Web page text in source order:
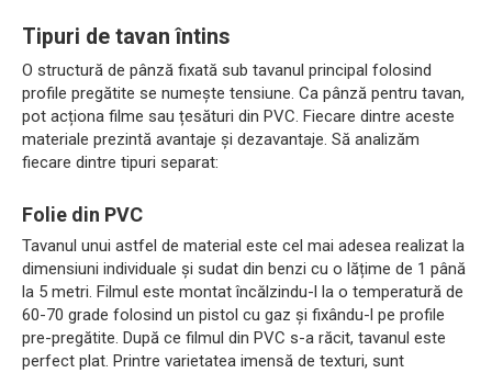
Tipuri de tavan întins
O structură de pânză fixată sub tavanul principal folosind
profile pregătite se numește tensiune. Ca pânză pentru tavan,
pot acționa filme sau țesături din PVC. Fiecare dintre aceste
materiale prezintă avantaje și dezavantaje. Să analizăm
fiecare dintre tipuri separat:
Folie din PVC
Tavanul unui astfel de material este cel mai adesea realizat la
dimensiuni individuale și sudat din benzi cu o lățime de 1 până
la 5 metri. Filmul este montat încălzindu-l la o temperatură de
60-70 grade folosind un pistol cu ​​gaz și fixându-l pe profile
pre-pregătite. După ce filmul din PVC s-a răcit, tavanul este
perfect plat. Printre varietatea imensă de texturi, sunt